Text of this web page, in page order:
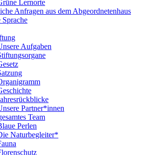
Lernorte
Anfragen aus dem Abgeordnetenhaus
Aufgaben
Partner*innen
Team
Perlen
Naturbegleiter*